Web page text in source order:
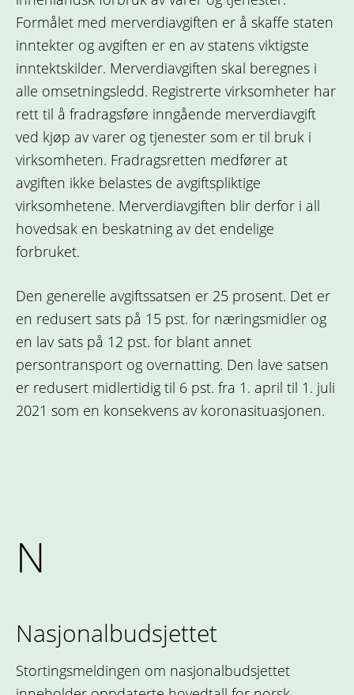
Formålet med merverdiavgiften er å skaffe staten
inntekter og avgiften er en av statens viktigste
inntektskilder. Merverdiavgiften skal beregnes i
alle omsetningsledd. Registrerte virksomheter har
rett til å fradragsføre inngående merverdiavgift
ved kjøp av varer og tjenester som er til bruk i
virksomheten. Fradragsretten medfører at
avgiften ikke belastes de avgiftspliktige
virksomhetene. Merverdiavgiften blir derfor i all
hovedsak en beskatning av det endelige
forbruket.
Den generelle avgiftssatsen er 25 prosent. Det er
en redusert sats på 15 pst. for næringsmidler og
en lav sats på 12 pst. for blant annet
persontransport og overnatting. Den lave satsen
er redusert midlertidig til 6 pst. fra 1. april til 1. juli
2021 som en konsekvens av koronasituasjonen.
N
Nasjonalbudsjettet
Stortingsmeldingen om nasjonalbudsjettet